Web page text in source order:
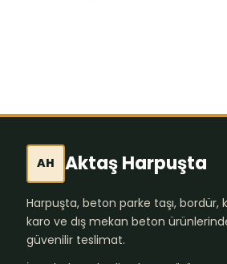
AH Aktaş Harpuşta
Harpuşta, beton parke taşı, bordür,
karo ve dış mekan beton
güvenilir teslimat.